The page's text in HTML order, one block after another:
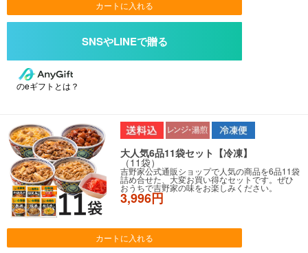
カートに入れる
のeギフトとは？
大人気6品11袋セット【冷凍】
（11袋）
吉野家公式通販ショップで人気の商品を6品11袋
詰め合せた、大変お買い得なセットです。ぜひ
おうちで吉野家の味をお楽しみください。
3,996円
カートに入れる